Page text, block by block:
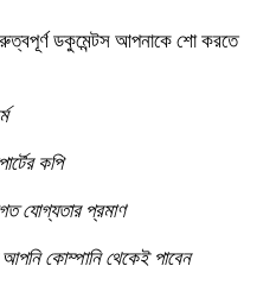
ডকুমেন্টস আপনাকে শো করতে
কপি
যোগ্যতার প্রমাণ
আপনি কোম্পানি থেকেই পাবেন